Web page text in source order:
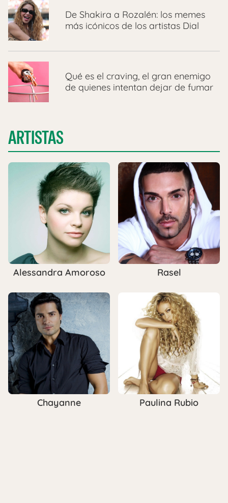
De Shakira a Rozalén: los memes
más icónicos de los artistas Dial
Qué es el craving, el gran enemigo
de quienes intentan dejar de fumar
ARTISTAS
Alessandra Amoroso Rasel
Chayanne Paulina Rubio